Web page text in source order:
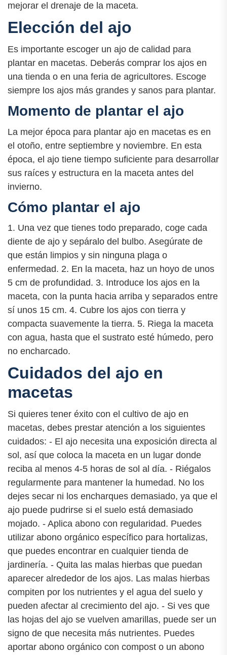
mejorar el drenaje de la maceta.
Elección del ajo
Es importante escoger un ajo de calidad para
plantar en macetas. Deberás comprar los ajos en
una tienda o en una feria de agricultores. Escoge
siempre los ajos más grandes y sanos para plantar.
Momento de plantar el ajo
La mejor época para plantar ajo en macetas es en
el otoño, entre septiembre y noviembre. En esta
época, el ajo tiene tiempo suficiente para desarrollar
sus raíces y estructura en la maceta antes del
invierno.
Cómo plantar el ajo
1. Una vez que tienes todo preparado, coge cada
diente de ajo y sepáralo del bulbo. Asegúrate de
que están limpios y sin ninguna plaga o
enfermedad. 2. En la maceta, haz un hoyo de unos
5 cm de profundidad. 3. Introduce los ajos en la
maceta, con la punta hacia arriba y separados entre
sí unos 15 cm. 4. Cubre los ajos con tierra y
compacta suavemente la tierra. 5. Riega la maceta
con agua, hasta que el sustrato esté húmedo, pero
no encharcado.
Cuidados del ajo en
macetas
Si quieres tener éxito con el cultivo de ajo en
macetas, debes prestar atención a los siguientes
cuidados: - El ajo necesita una exposición directa al
sol, así que coloca la maceta en un lugar donde
reciba al menos 4-5 horas de sol al día. - Riégalos
regularmente para mantener la humedad. No los
dejes secar ni los encharques demasiado, ya que el
ajo puede pudrirse si el suelo está demasiado
mojado. - Aplica abono con regularidad. Puedes
utilizar abono orgánico específico para hortalizas,
que puedes encontrar en cualquier tienda de
jardinería. - Quita las malas hierbas que puedan
aparecer alrededor de los ajos. Las malas hierbas
compiten por los nutrientes y el agua del suelo y
pueden afectar al crecimiento del ajo. - Si ves que
las hojas del ajo se vuelven amarillas, puede ser un
signo de que necesita más nutrientes. Puedes
aportar abono orgánico con compost o un abono